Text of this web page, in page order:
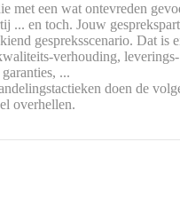
met een wat ontevreden
... en toch. Jouw
gespreksscenario. Dat is
verhouding,
...
doen de
overhellen.